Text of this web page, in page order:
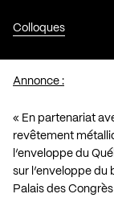
Colloques
Annonce :
« En partenariat
revêtement
l’enveloppe du
sur l’enveloppe du
Palais des